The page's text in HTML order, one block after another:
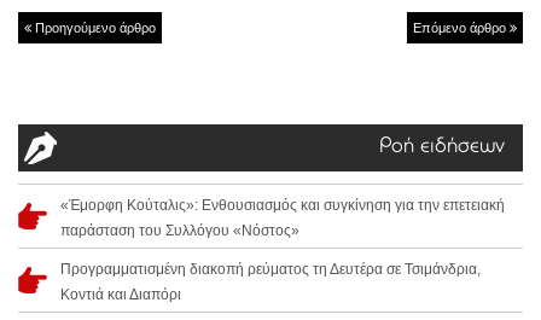
Προηγούμενο άρθρο Επόμενο άρθρο
Ροή ειδήσεων
«Έμορφη Κούταλις»: Ενθουσιασμός και συγκίνηση για την επετειακή
παράσταση του Συλλόγου «Νόστος»
Προγραμματισμένη διακοπή ρεύματος τη Δευτέρα σε Τσιμάνδρια,
Κοντιά και Διαπόρι